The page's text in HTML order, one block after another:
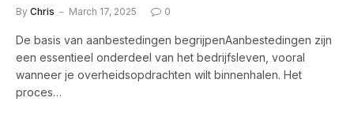
By Chris March 17, 2025 0
De basis van aanbestedingen begrijpenAanbestedingen zijn
een essentieel onderdeel van het bedrijfsleven, vooral
wanneer je overheidsopdrachten wilt binnenhalen. Het
proces…